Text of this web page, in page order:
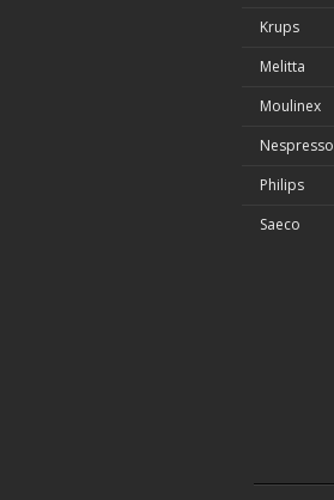
Krups
Melitta
Moulinex
Nespresso
Philips
Saeco